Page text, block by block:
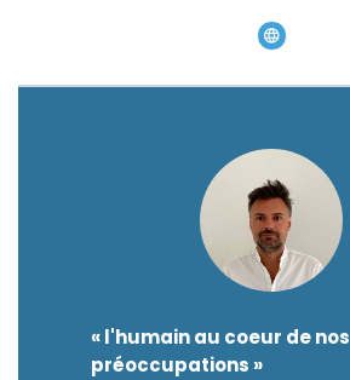
« l'humain au coeur de nos
préoccupations »